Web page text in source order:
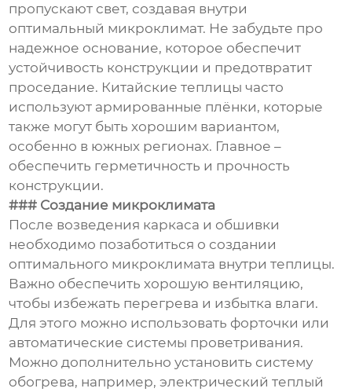
пропускают свет, создавая внутри
оптимальный микроклимат. Не забудьте про
надежное основание, которое обеспечит
устойчивость конструкции и предотвратит
проседание. Китайские теплицы часто
используют армированные плёнки, которые
также могут быть хорошим вариантом,
особенно в южных регионах. Главное –
обеспечить герметичность и прочность
конструкции.
### Создание микроклимата
После возведения каркаса и обшивки
необходимо позаботиться о создании
оптимального микроклимата внутри теплицы.
Важно обеспечить хорошую вентиляцию,
чтобы избежать перегрева и избытка влаги.
Для этого можно использовать форточки или
автоматические системы проветривания.
Можно дополнительно установить систему
обогрева, например, электрический теплый